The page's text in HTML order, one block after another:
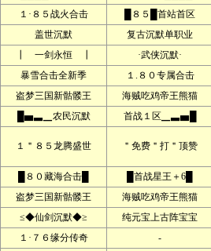
１·８５战火合击
█８５█首站首区
盖世沉默
复古沉默单职业
┃ 一剑永恒 ┃
·武侠沉默·
暴雪合击全新季
１.８０专属合击
盗梦三国新骷髅王
海贼吃鸡帝王熊猫
█▅▃▁农民沉默
首战１区▁▃▅█
１＂８５龙腾盛世 ＂免费＂打＂顶赞
█８０藏海合击█ █首战星王＋6█
盗梦三国新骷髅王
海贼吃鸡帝王熊猫
≤◆仙剑沉默◆≥
纯元宝上古阵宝宝
１·７６缘分传奇
-